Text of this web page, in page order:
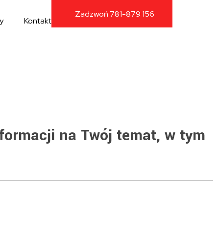
Kontakt
Zadzwoń 781-879 156
na Twój temat, w tym